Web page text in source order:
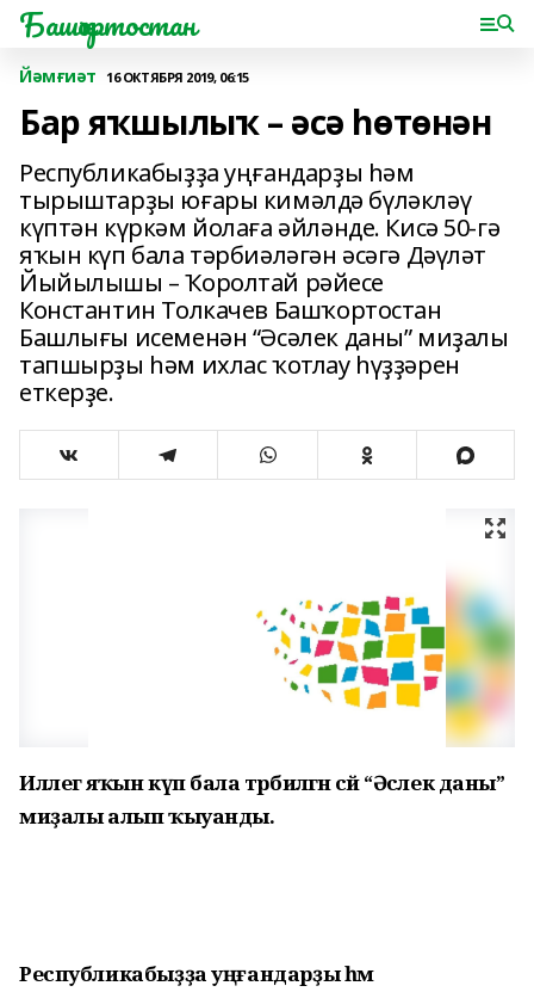
Башҡортостан
Йәмғиәт 16 ОКТЯБРЯ 2019, 06:15
Бар яҡшылыҡ – әсә һөтөнән
Республикабыҙҙа уңғандарҙы һәм
тырыштарҙы юғары кимәлдә бүләкләү
күптән күркәм йолаға әйләнде. Кисә 50-гә
яҡын күп бала тәрбиәләгән әсәгә Дәүләт
Йыйылышы – Ҡоролтай рәйесе
Константин Толкачев Башҡортостан
Башлығы исеменән “Әсәлек даны” миҙалы
тапшырҙы һәм ихлас ҡотлау һүҙҙәрен
еткерҙе.
Иллегә яҡын күп бала тәрбиәләгән әсәй “Әсәлек даны”
миҙалы алып ҡыуанды.
Республикабыҙҙа уңғандарҙы һәм